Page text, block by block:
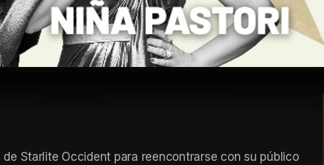
Starlite Occident para reencontrarse con su público